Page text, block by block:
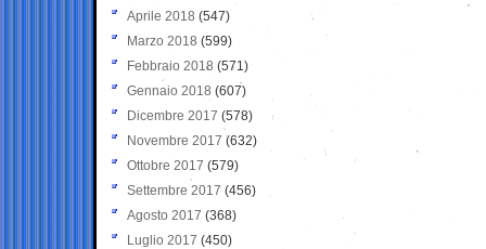
Aprile 2018 (547)
Marzo 2018 (599)
Febbraio 2018 (571)
Gennaio 2018 (607)
Dicembre 2017 (578)
Novembre 2017 (632)
Ottobre 2017 (579)
Settembre 2017 (456)
Agosto 2017 (368)
Luglio 2017 (450)